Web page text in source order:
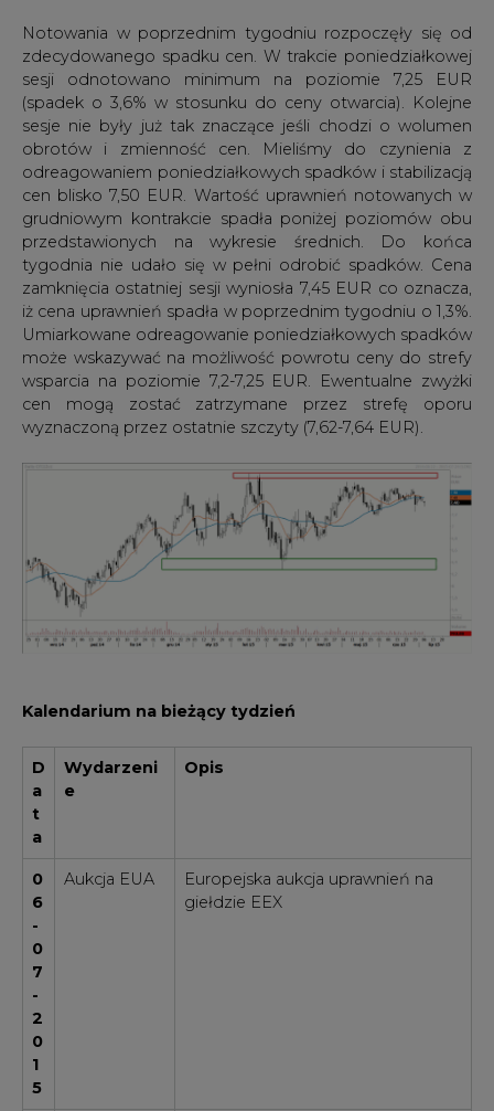
Notowania w poprzednim tygodniu rozpoczęły się od
zdecydowanego spadku cen. W trakcie poniedziałkowej
sesji odnotowano minimum na poziomie 7,25 EUR
(spadek o 3,6% w stosunku do ceny otwarcia). Kolejne
sesje nie były już tak znaczące jeśli chodzi o wolumen
obrotów i zmienność cen. Mieliśmy do czynienia z
odreagowaniem poniedziałkowych spadków i stabilizacją
cen blisko 7,50 EUR. Wartość uprawnień notowanych w
grudniowym kontrakcie spadła poniżej poziomów obu
przedstawionych na wykresie średnich. Do końca
tygodnia nie udało się w pełni odrobić spadków. Cena
zamknięcia ostatniej sesji wyniosła 7,45 EUR co oznacza,
iż cena uprawnień spadła w poprzednim tygodniu o 1,3%.
Umiarkowane odreagowanie poniedziałkowych spadków
może wskazywać na możliwość powrotu ceny do strefy
wsparcia na poziomie 7,2-7,25 EUR. Ewentualne zwyżki
cen mogą zostać zatrzymane przez strefę oporu
wyznaczoną przez ostatnie szczyty (7,62-7,64 EUR).
Kalendarium na bieżący tydzień
D
a
t
a
Wydarzeni
e
Opis
0
6
-
0
7
-
2
0
1
5
Aukcja EUA
Europejska aukcja uprawnień na
giełdzie EEX